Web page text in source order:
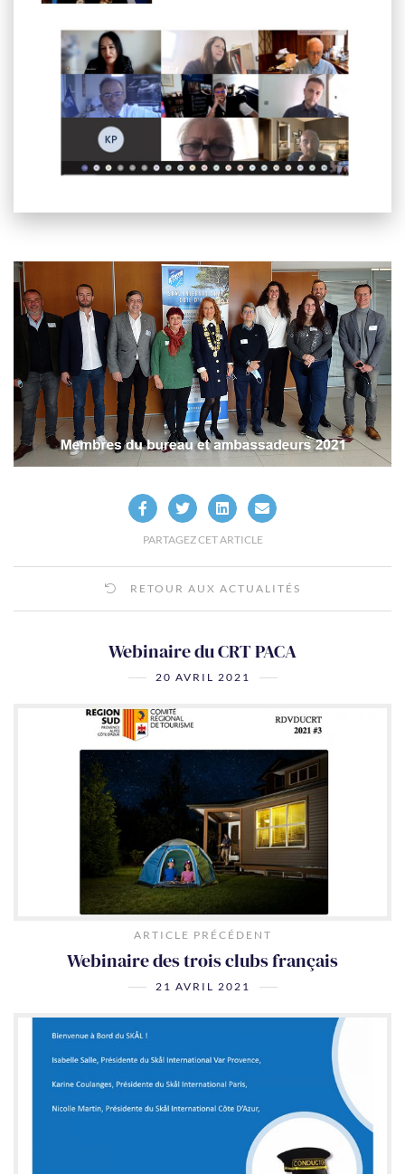
PARTAGEZ CET ARTICLE
RETOUR AUX ACTUALITÉS
Webinaire du CRT PACA
20 AVRIL 2021
ARTICLE PRÉCÉDENT
Webinaire des trois clubs français
21 AVRIL 2021